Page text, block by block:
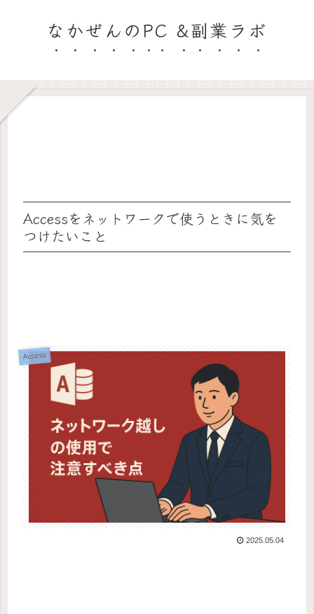
なかぜんのPC &副業ラボ
Accessをネットワークで使うときに気を
つけたいこと
Access
2025.05.04